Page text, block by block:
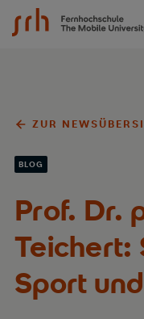
SRH Fernhochschule
ZUR
BLOG
Prof. Dr.
Teichert:
Sport